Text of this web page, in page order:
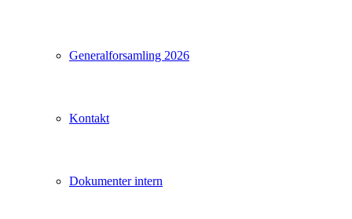
Generalforsamling 2026
Kontakt
Dokumenter intern